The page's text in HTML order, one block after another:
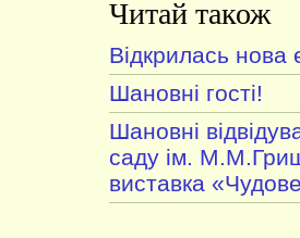
Читай також
Відкрилась нова
Шановні гості!
Шановні
саду ім.
виставка